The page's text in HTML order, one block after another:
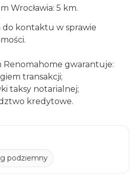
Wrocławia: 5 km.
do kontaktu w sprawie
Renomahome gwarantuje:
transakcji;
taksy notarialnej;
kredytowe.
podziemny